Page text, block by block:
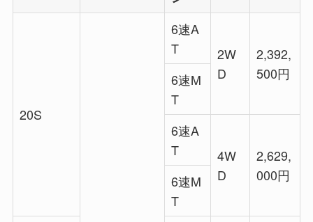
20S
6速A
T
2W
D
2,392,
500円
6速M
T
6速A
T
4W
D
2,629,
000円
6速M
T